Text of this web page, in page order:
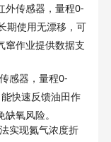
外传感器，量程0-
期使用无漂移，可
窜作业提供数据支
感器，量程0-
能快速反馈油田作
氧风险。
实现氮气浓度折